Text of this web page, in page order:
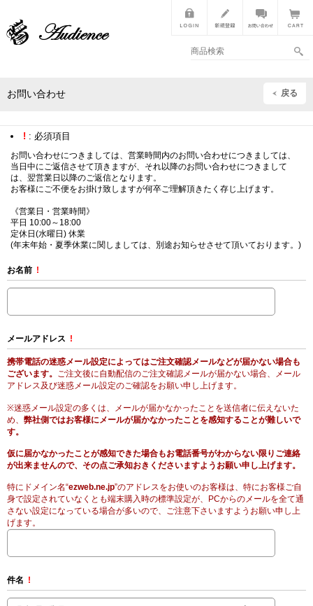
お問い合わせ 戻る
! : 必須項目
お問い合わせにつきましては、営業時間内のお問い合わせにつきましては、
当日中にご返信させて頂きますが、それ以降のお問い合わせにつきまして
は、翌営業日以降のご返信となります。
お客様にご不便をお掛け致しますが何卒ご理解頂きたく存じ上げます。
《営業日・営業時間》
平日 10:00～18:00
定休日(水曜日) 休業
(年末年始・夏季休業に関しましては、別途お知らせさせて頂いております。)
お名前 !
メールアドレス !
携帯電話の迷惑メール設定によってはご注文確認メールなどが届かない場合も
ございます。 ご注文後に自動配信のご注文確認メールが届かない場合、メール
アドレス及び迷惑メール設定のご確認をお願い申し上げます。
※迷惑メール設定の多くは、メールが届かなかったことを送信者に伝えないた
め、 弊社側ではお客様にメールが届かなかったことを感知することが難しいで
す。
仮に届かなかったことが感知できた場合もお電話番号がわからない限りご連絡
が出来ませんので、その点ご承知おきくださいますようお願い申し上げます。
特にドメイン名“ezweb.ne.jp”のアドレスをお使いのお客様は、特にお客様ご自
身で設定されていなくとも端末購入時の標準設定が、PCからのメールを全て通
さない設定になっている場合が多いので、ご注意下さいますようお願い申し上
げます。
件名 !